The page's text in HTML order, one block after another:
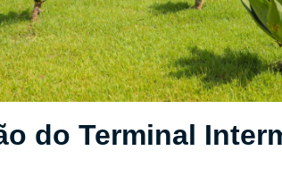
do Terminal